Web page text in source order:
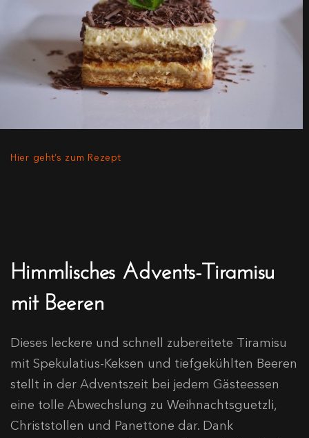
Hier geht’s zum Rezept
Himmlisches Advents-Tiramisu
mit Beeren
Dieses leckere und schnell zubereitete Tiramisu
mit Spekulatius-Keksen und tiefgekühlten Beeren
stellt in der Adventszeit bei jedem Gästeessen
eine tolle Abwechslung zu Weihnachtsguetzli,
Christstollen und Panettone dar. Dank